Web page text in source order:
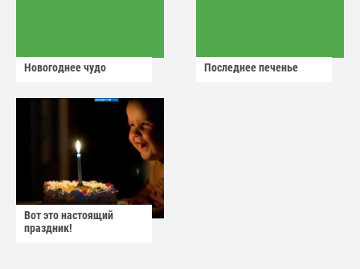
Новогоднее чудо Последнее печенье
Вот это настоящий
праздник!